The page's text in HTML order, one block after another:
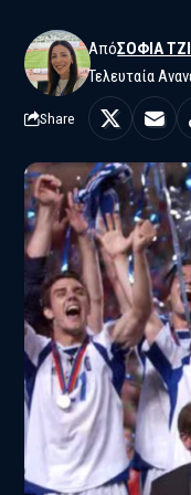
Τελευταία
ΑπόΣΟΦΊΑ
Share